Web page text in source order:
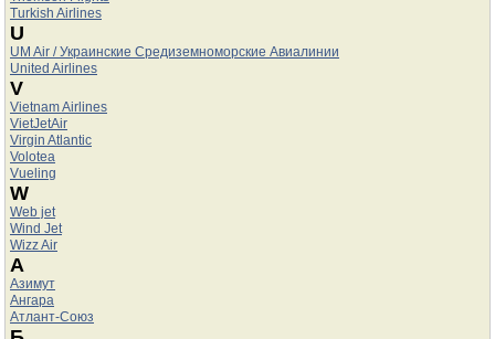
Turkish Airlines
U
UM Air / Украинские Средиземноморские Авиалинии
United Airlines
V
Vietnam Airlines
VietJetAir
Virgin Atlantic
Volotea
Vueling
W
Web jet
Wind Jet
Wizz Air
А
Азимут
Ангара
Атлант-Союз